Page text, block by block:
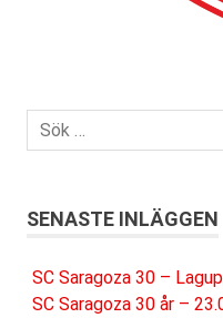
SENASTE INLÄGGEN
SC Saragoza 30 –
SC Saragoza 30 år –